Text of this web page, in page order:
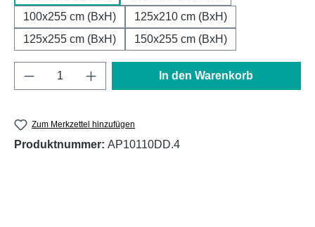
100x255 cm (BxH)
125x210 cm (BxH)
125x255 cm (BxH)
150x255 cm (BxH)
Produkt Anzahl: Gib den gewünschten
In den Warenkorb
Zum Merkzettel hinzufügen
Produktnummer: AP10110DD.4